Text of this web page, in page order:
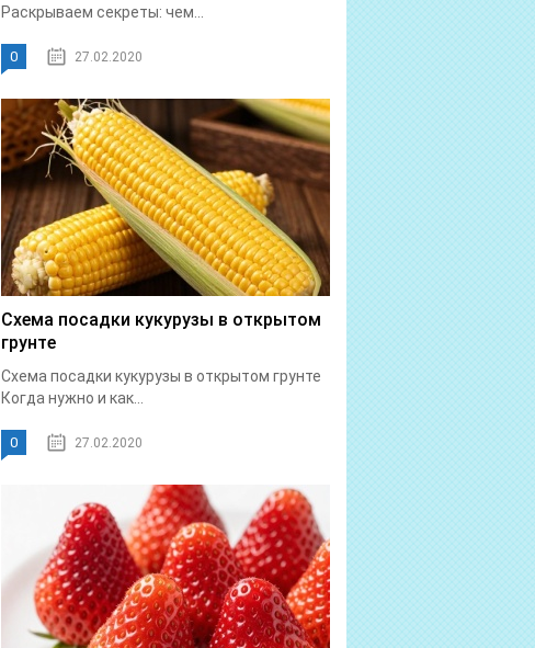
Раскрываем секреты: чем...
0 27.02.2020
Схема посадки кукурузы в открытом
грунте
Схема посадки кукурузы в открытом грунте
Когда нужно и как...
0 27.02.2020